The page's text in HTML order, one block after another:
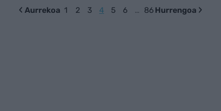
Aurrekoa 1 2 3 4 5 6 … 86 Hurrengoa